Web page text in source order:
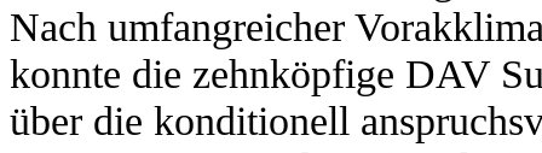
Nach umfangreicher
konnte die zehnköpfige DAV
über die konditionell